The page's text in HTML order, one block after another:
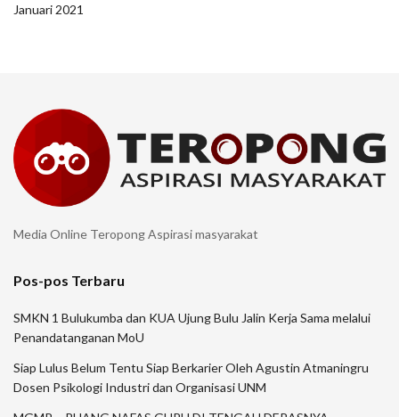
Januari 2021
Media Online Teropong Aspirasi masyarakat
Pos-pos Terbaru
SMKN 1 Bulukumba dan KUA Ujung Bulu Jalin Kerja Sama melalui
Penandatanganan MoU
Siap Lulus Belum Tentu Siap Berkarier Oleh Agustin Atmaningru
Dosen Psikologi Industri dan Organisasi UNM